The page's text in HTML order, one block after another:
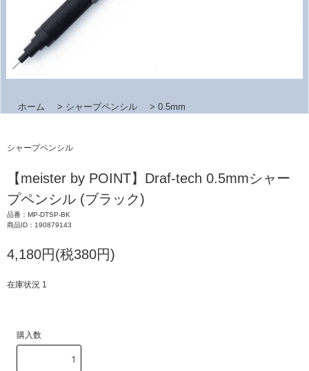
ホーム > シャープペンシル > 0.5mm
シャープペンシル
【meister by POINT】Draf-tech 0.5mmシャー
プペンシル (ブラック)
品番：MP-DTSP-BK
商品ID：190879143
4,180円(税380円)
在庫状況 1
購入数